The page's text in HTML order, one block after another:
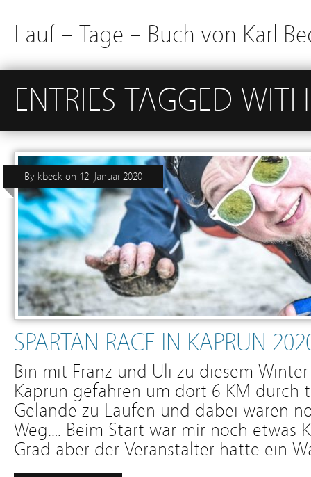
Lauf – Tage – Buch von Karl
ENTRIES TAGGED
SPARTAN RACE IN KAPRUN
By kbeck on 12. Januar 2020
Bin mit Franz und Uli zu diesem
Kaprun gefahren um dort 6 KM durch
Gelände zu Laufen und dabei waren
Weg.… Beim Start war mir noch etwas
Grad aber der Veranstalter hatte ein